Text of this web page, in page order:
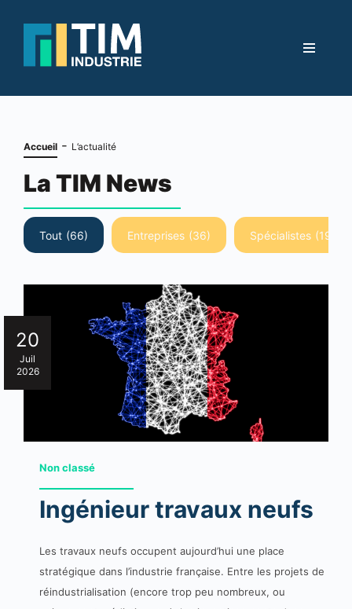
Accueil - L’actualité
La TIM News
Tout (66) Entreprises (36) Spécialistes (19)
20
Juil
2026
Non classé
Ingénieur travaux neufs
Les travaux neufs occupent aujourd’hui une place
stratégique dans l’industrie française. Entre les projets de
réindustrialisation (encore trop peu nombreux, ou